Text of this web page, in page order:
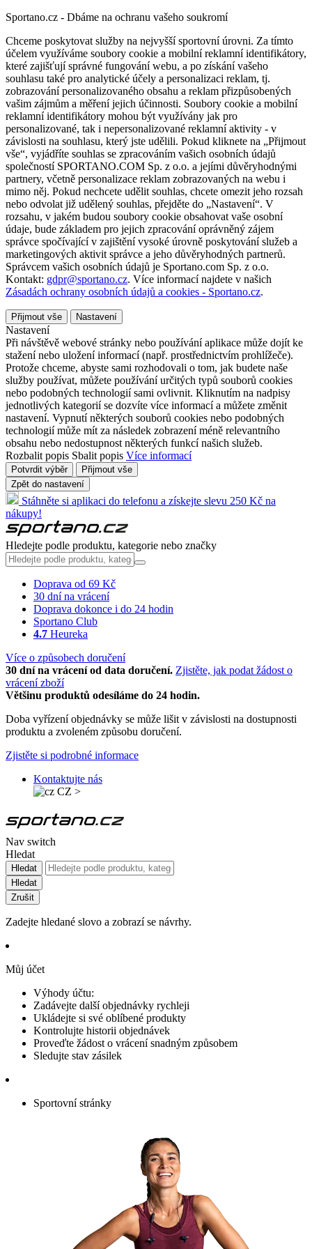
Sportano.cz - Dbáme na ochranu vašeho soukromí
Chceme poskytovat služby na nejvyšší sportovní úrovni. Za tímto
účelem využíváme soubory cookie a mobilní reklamní identifikátory,
které zajišťují správné fungování webu, a po získání vašeho
souhlasu také pro analytické účely a personalizaci reklam, tj.
zobrazování personalizovaného obsahu a reklam přizpůsobených
vašim zájmům a měření jejich účinnosti. Soubory cookie a mobilní
reklamní identifikátory mohou být využívány jak pro
personalizované, tak i nepersonalizované reklamní aktivity - v
závislosti na souhlasu, který jste udělili. Pokud kliknete na „Přijmout
vše“, vyjádříte souhlas se zpracováním vašich osobních údajů
společností SPORTANO.COM Sp. z o.o. a jejími důvěryhodnými
partnery, včetně personalizace reklam zobrazovaných na webu i
mimo něj. Pokud nechcete udělit souhlas, chcete omezit jeho rozsah
nebo odvolat již udělený souhlas, přejděte do „Nastavení“. V
rozsahu, v jakém budou soubory cookie obsahovat vaše osobní
údaje, bude základem pro jejich zpracování oprávněný zájem
správce spočívající v zajištění vysoké úrovně poskytování služeb a
marketingových aktivit správce a jeho důvěryhodných partnerů.
Správcem vašich osobních údajů je Sportano.com Sp. z o.o.
Kontakt: gdpr@sportano.cz. Více informací najdete v našich
Zásadách ochrany osobních údajů a cookies - Sportano.cz.
Přijmout vše Nastavení
Nastavení
Při návštěvě webové stránky nebo používání aplikace může dojít ke
stažení nebo uložení informací (např. prostřednictvím prohlížeče).
Protože chceme, abyste sami rozhodovali o tom, jak budete naše
služby používat, můžete používání určitých typů souborů cookies
nebo podobných technologií sami ovlivnit. Kliknutím na nadpisy
jednotlivých kategorií se dozvíte více informací a můžete změnit
nastavení. Vypnutí některých souborů cookies nebo podobných
technologií může mít za následek zobrazení méně relevantního
obsahu nebo nedostupnost některých funkcí našich služeb.
Rozbalit popis Sbalit popis Více informací
Potvrdit výběr
Přijmout vše
Zpět do nastavení
Stáhněte si aplikaci do telefonu a získejte slevu 250 Kč na
nákupy!
Hledejte podle produktu, kategorie nebo značky
Doprava od 69 Kč
30 dní na vrácení
Doprava dokonce i do 24 hodin
Sportano Club
4.7 Heureka
Více o způsobech doručení
30 dní na vrácení od data doručení. Zjistěte, jak podat žádost o
vrácení zboží
Většinu produktů odesíláme do 24 hodin.
Doba vyřízení objednávky se může lišit v závislosti na dostupnosti
produktu a zvoleném způsobu doručení.
Zjistěte si podrobné informace
Kontaktujte nás
CZ >
Nav switch
Hledat
Hledat
Hledat
Zrušit
Zadejte hledané slovo a zobrazí se návrhy.
Můj účet
Výhody účtu:
Zadávejte další objednávky rychleji
Ukládejte si své oblíbené produkty
Kontrolujte historii objednávek
Proveďte žádost o vrácení snadným způsobem
Sledujte stav zásilek
Sportovní stránky